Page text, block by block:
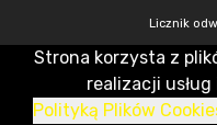
Licznik
CMS & Hosting: Nefeni Sp. z o.o.
Strona korzysta z
realizacji
Polityką Plików